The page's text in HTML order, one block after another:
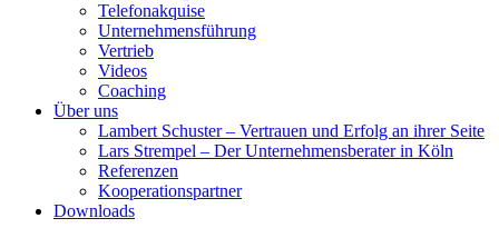
Telefonakquise
Unternehmensführung
Vertrieb
Videos
Coaching
Über uns
Lambert Schuster – Vertrauen und Erfolg an ihrer Seite
Lars Strempel – Der Unternehmensberater in Köln
Referenzen
Kooperationspartner
Downloads